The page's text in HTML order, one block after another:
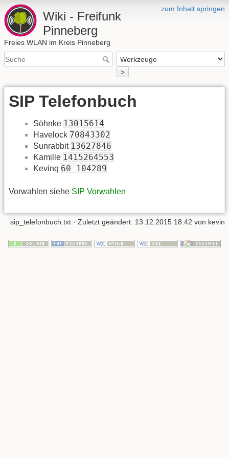
zum Inhalt springen
Wiki - Freifunk
Pinneberg
Freies WLAN im Kreis Pinneberg
>
SIP Telefonbuch
Söhnke 13015614
Havelock 70843302
Sunrabbit 13627846
Kamille 1415264553
Kevinq 60 104289
Vorwahlen siehe SIP Vorwahlen
sip_telefonbuch.txt · Zuletzt geändert: 13.12.2015 18:42 von kevin